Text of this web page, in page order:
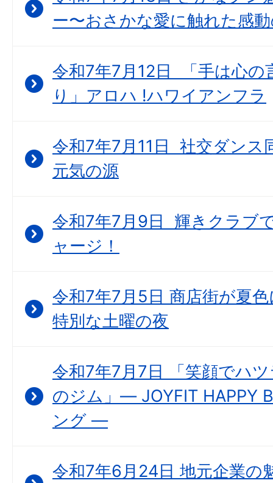
ー〜おさかな愛に触れた感
令和7年7月12日 「手は心の
り」アロハ !ハワイアンフラ
令和7年7月11日 社交ダンス
元気の源
令和7年7月9日 輝きクラブ
ャージ！
令和7年7月5日 商店街が夏
特別な土曜の夜
令和7年7月7日 「笑顔でハ
のジム」― JOYFIT HAPPY
ング ―
令和7年6月24日 地元企業の